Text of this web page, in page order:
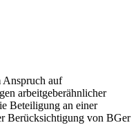
Anspruch auf
arbeitgeberähnlicher
Beteiligung an einer
Berücksichtigung von BGer